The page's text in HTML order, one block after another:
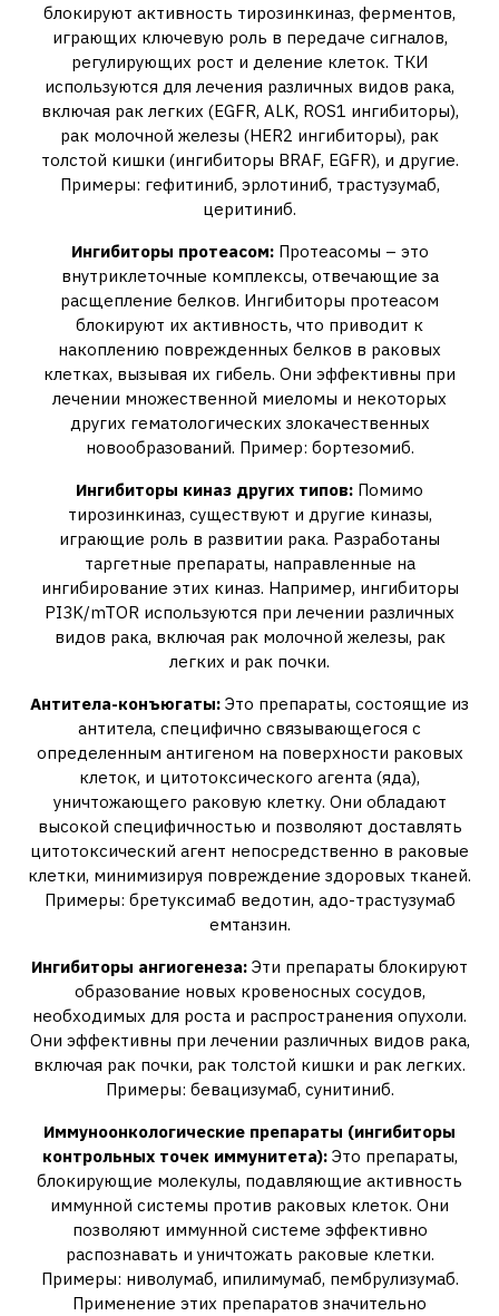
блокируют активность тирозинкиназ‚ ферментов‚
играющих ключевую роль в передаче сигналов‚
регулирующих рост и деление клеток. ТКИ
используются для лечения различных видов рака‚
включая рак легких (EGFR‚ ALK‚ ROS1 ингибиторы)‚
рак молочной железы (HER2 ингибиторы)‚ рак
толстой кишки (ингибиторы BRAF‚ EGFR)‚ и другие.
Примеры: гефитиниб‚ эрлотиниб‚ трастузумаб‚
церитиниб.
Ингибиторы протеасом:Протеасомы – это
внутриклеточные комплексы‚ отвечающие за
расщепление белков. Ингибиторы протеасом
блокируют их активность‚ что приводит к
накоплению поврежденных белков в раковых
клетках‚ вызывая их гибель. Они эффективны при
лечении множественной миеломы и некоторых
других гематологических злокачественных
новообразований. Пример: бортезомиб.
Ингибиторы киназ других типов: Помимо
тирозинкиназ‚ существуют и другие киназы‚
играющие роль в развитии рака. Разработаны
таргетные препараты‚ направленные на
ингибирование этих киназ. Например‚ ингибиторы
PI3K/mTOR используются при лечении различных
видов рака‚ включая рак молочной железы‚ рак
легких и рак почки.
Антитела-конъюгаты: Это препараты‚ состоящие из
антитела‚ специфично связывающегося с
определенным антигеном на поверхности раковых
клеток‚ и цитотоксического агента (яда)‚
уничтожающего раковую клетку. Они обладают
высокой специфичностью и позволяют доставлять
цитотоксический агент непосредственно в раковые
клетки‚ минимизируя повреждение здоровых тканей.
Примеры: бретуксимаб ведотин‚ адо-трастузумаб
емтанзин.
Ингибиторы ангиогенеза: Эти препараты блокируют
образование новых кровеносных сосудов‚
необходимых для роста и распространения опухоли.
Они эффективны при лечении различных видов рака‚
включая рак почки‚ рак толстой кишки и рак легких.
Примеры: бевацизумаб‚ сунитиниб.
Иммуноонкологические препараты (ингибиторы
контрольных точек иммунитета):Это препараты‚
блокирующие молекулы‚ подавляющие активность
иммунной системы против раковых клеток. Они
позволяют иммунной системе эффективно
распознавать и уничтожать раковые клетки.
Примеры: ниволумаб‚ ипилимумаб‚ пембрулизумаб.
Применение этих препаратов значительно